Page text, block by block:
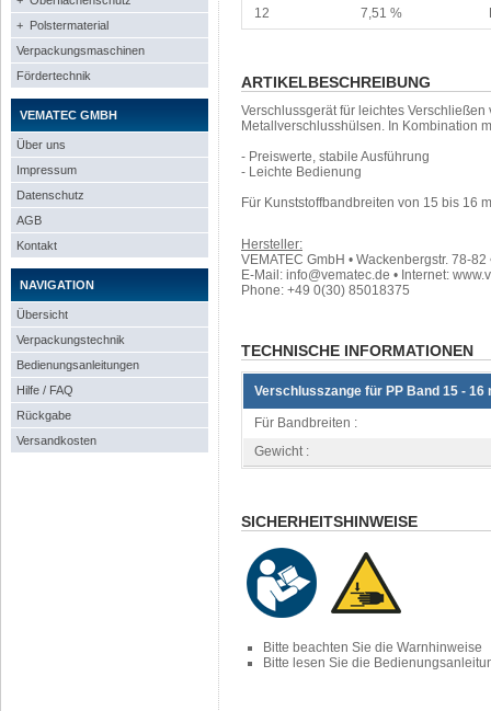
+ Polstermaterial
Verpackungsmaschinen
Fördertechnik
VEMATEC GMBH
Über uns
Impressum
Datenschutz
AGB
Kontakt
NAVIGATION
Übersicht
Verpackungstechnik
Bedienungsanleitungen
Hilfe / FAQ
Rückgabe
Versandkosten
12
7,51 %
ARTIKELBESCHREIBUNG
Verschlussgerät für leichtes
Metallverschlusshülsen. In Kombination
- Preiswerte, stabile Ausführung
- Leichte Bedienung
Für Kunststoffbandbreiten von 15 bis 16
Hersteller:
VEMATEC GmbH • Wackenbergstr. 78-
E-Mail: info@vematec.de • Internet:
Phone: +49 0(30) 85018375
TECHNISCHE INFORMATIONEN
Verschlusszange für PP Band 15 - 16
Für Bandbreiten :
Gewicht :
SICHERHEITSHINWEISE
Bitte beachten Sie die Warnhinweise
Bitte lesen Sie die